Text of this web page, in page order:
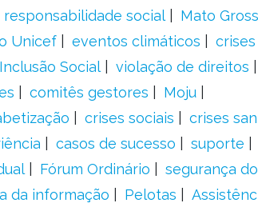
responsabilidade social Mato
Unicef eventos climáticos
Inclusão Social
violação de direitos
comitês gestores
Moju
crises sociais crises
casos de sucesso suporte
Fórum Ordinário
segurança
da informação Pelotas